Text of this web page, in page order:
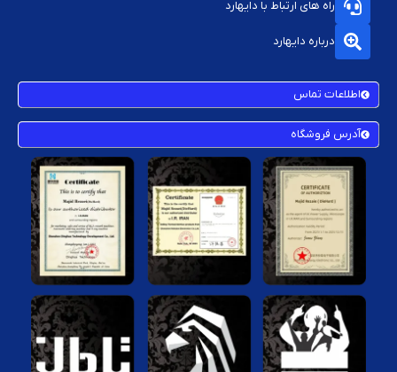
راه های ارتباط با دایهارد
درباره دایهارد
اطلاعات تماس
آدرس فروشگاه